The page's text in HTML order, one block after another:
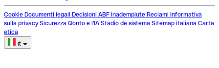
Cookie Documenti legali Decisioni ABF inadempiute Reclami Informativa
sulla privacy Sicurezza Qonto e l'IA Stadio de sistema Sitemap italiana Carta
etica
it